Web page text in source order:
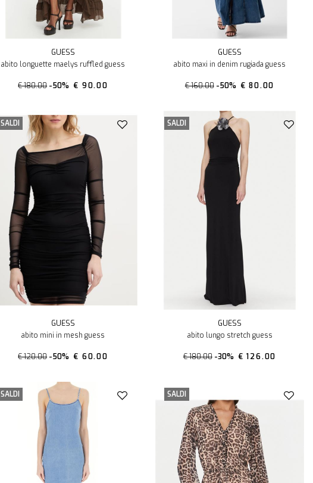
GUESS
abito longuette maelys ruffled guess
€ 180.00 -50% € 90.00
GUESS
abito maxi in denim rugiada guess
€ 160.00 -50% € 80.00
SALDI
GUESS
abito mini in mesh guess
€ 120.00 -50% € 60.00
SALDI
GUESS
abito lungo stretch guess
€ 180.00 -30% € 126.00
SALDI SALDI